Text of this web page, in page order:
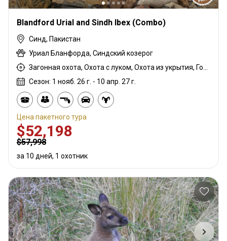
Blandford Urial and Sindh Ibex (Combo)
Синд, Пакистан
Уриал Бланфорда, Синдский козерог
Сезон: 1 нояб. 26 г. - 10 апр. 27 г.
Цена пакетного тура
$52,198
$57,998
за 10 дней, 1 охотник